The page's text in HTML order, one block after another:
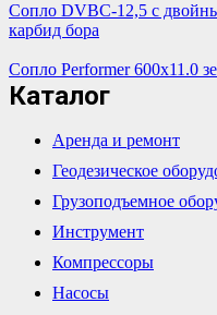
Сопло DVBC-12,5 с
карбид бора
Сопло Performer 600х11.0
Каталог
Аренда и ремонт
Геодезическое
Грузоподъемное
Инструмент
Компрессоры
Насосы